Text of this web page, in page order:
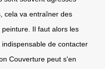
cela va entraîner des
Il faut alors les
de contacter
Couverture peut s'en